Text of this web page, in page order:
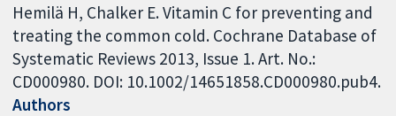
Hemilä H, Chalker E. Vitamin C for preventing and
treating the common cold. Cochrane Database of
Systematic Reviews 2013, Issue 1. Art. No.:
CD000980. DOI: 10.1002/14651858.CD000980.pub4.
Authors